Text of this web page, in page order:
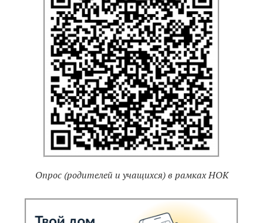
Опрос (родителей и учащихся) в рамках НОК